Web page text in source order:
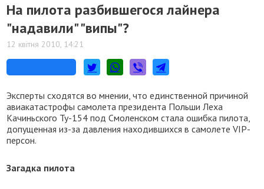
На пилота разбившегося лайнера
"надавили" "випы"?
12 квітня 2010, 14:21
Эксперты сходятся во мнении, что единственной причиной
авиакатастрофы самолета президента Польши Леха
Качиньского Ту-154 под Смоленском стала ошибка пилота,
допущенная из-за давления находившихся в самолете VIP-
персон.
Загадка пилота